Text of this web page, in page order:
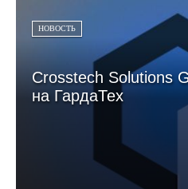
НОВОСТЬ
Crosstech Solutions
на ГардаТех